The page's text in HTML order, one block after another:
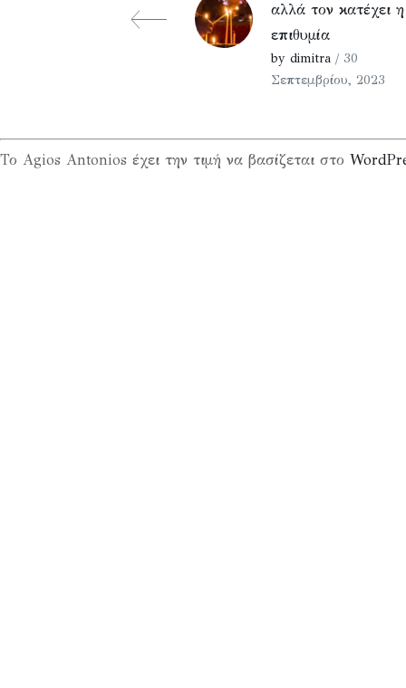
αλλά τον κατέχει η
επιθυμία
by dimitra / 30
Σεπτεμβρίου, 2023
Το Agios Antonios έχει την τιμή να βασίζεται στο